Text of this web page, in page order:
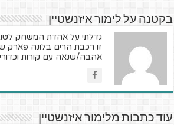
בקטנה על לימור איזנשטיין
גדלתי על אהדת המשחק
זו רכבת הרים בלונה פארק
אהבה/שנאה עם קורות
עוד כתבות מלימור איזנשטיין